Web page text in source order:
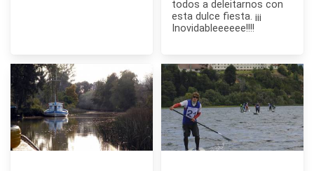
todos a deleitarnos con
esta dulce fiesta. ¡¡¡
Inovidableeeeee!!!!